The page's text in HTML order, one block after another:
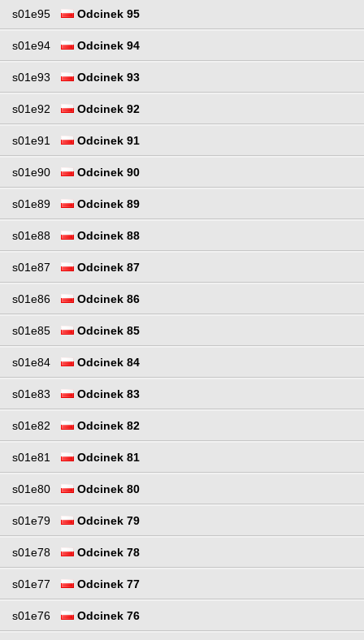
s01e95 Odcinek 95
s01e94 Odcinek 94
s01e93 Odcinek 93
s01e92 Odcinek 92
s01e91 Odcinek 91
s01e90 Odcinek 90
s01e89 Odcinek 89
s01e88 Odcinek 88
s01e87 Odcinek 87
s01e86 Odcinek 86
s01e85 Odcinek 85
s01e84 Odcinek 84
s01e83 Odcinek 83
s01e82 Odcinek 82
s01e81 Odcinek 81
s01e80 Odcinek 80
s01e79 Odcinek 79
s01e78 Odcinek 78
s01e77 Odcinek 77
s01e76 Odcinek 76